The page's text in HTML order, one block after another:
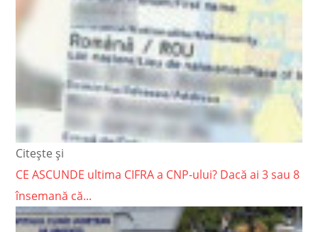
Citește și
CE ASCUNDE ultima CIFRA a CNP-ului? Dacă ai 3 sau 8
însemană că...